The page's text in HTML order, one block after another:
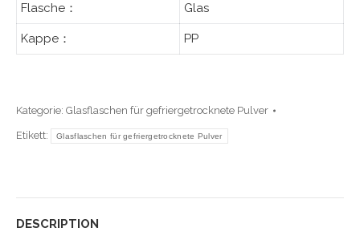
Flasche： Glas
Kappe： PP
Kategorie: Glasflaschen für gefriergetrocknete Pulver
Etikett: Glasflaschen für gefriergetrocknete Pulver
DESCRIPTION